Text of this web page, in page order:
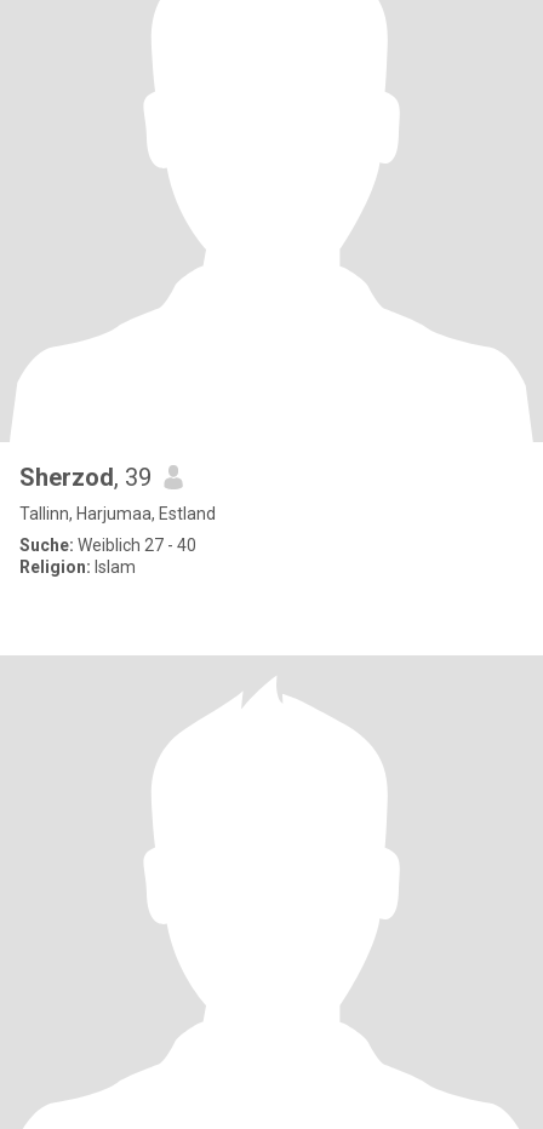
Sherzod, 39
Tallinn, Harjumaa, Estland
Suche: Weiblich 27 - 40
Religion: Islam